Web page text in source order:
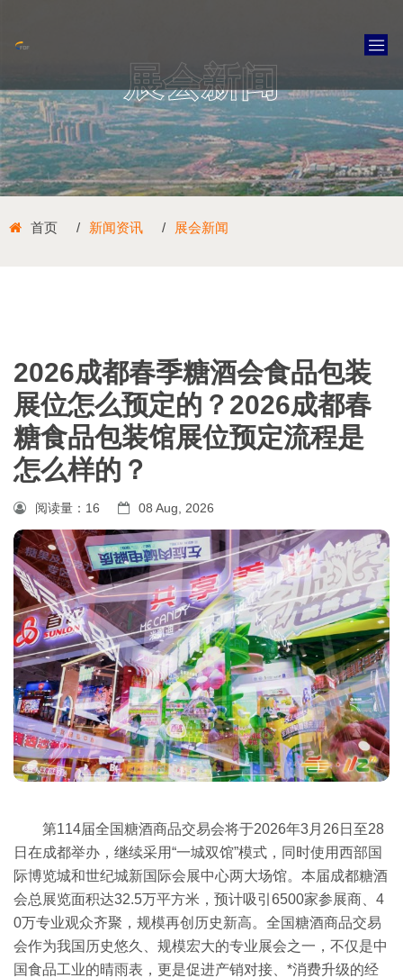
展会新闻
首页 新闻资讯 展会新闻
2026成都春季糖酒会食品包装
展位怎么预定的？2026成都春
糖食品包装馆展位预定流程是
怎么样的？
阅读量： 16 08 Aug, 2026
第114届全国糖酒商品交易会将于2026年3月 26日至28
日在成都举办，继续采用“一城双馆”模式，同时使用西部国
际博览城和世纪城新国际会展中心两大场馆。 本届成都糖酒
会总展览面积达32.5万平方米，预计吸引 6500家参展商、 4
0万专业观众齐聚，规模再创历史新高。 全国糖酒商品交易
会作为我国历史悠久、规模宏大的专业展会之一，不仅是中
国食品工业的晴雨表，更是促进产销对接、*消费升级的经